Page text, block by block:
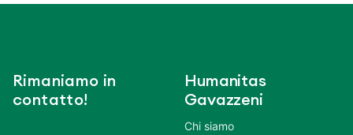
Rimaniamo in
contatto!
Humanitas
Gavazzeni
Chi siamo